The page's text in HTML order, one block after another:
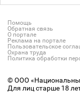
Помощь
Обратная связь
О портале
Реклама на портале
Пользовательское
Охрана труда
Политика обработки
© ООО
Для лиц старше 18